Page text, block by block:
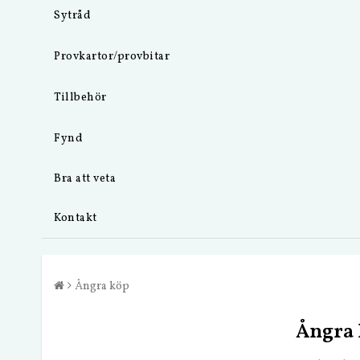
Sytråd
Provkartor/provbitar
Tillbehör
Fynd
Bra att veta
Kontakt
Ångra köp
Ångra